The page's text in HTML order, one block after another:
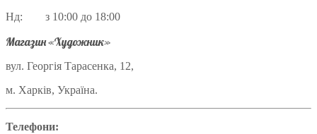
Нд: з 10:00 до 18:00
Магазин «Художник»
вул. Георгія Тарасенка, 12,
м. Харків, Україна.
Телефони: